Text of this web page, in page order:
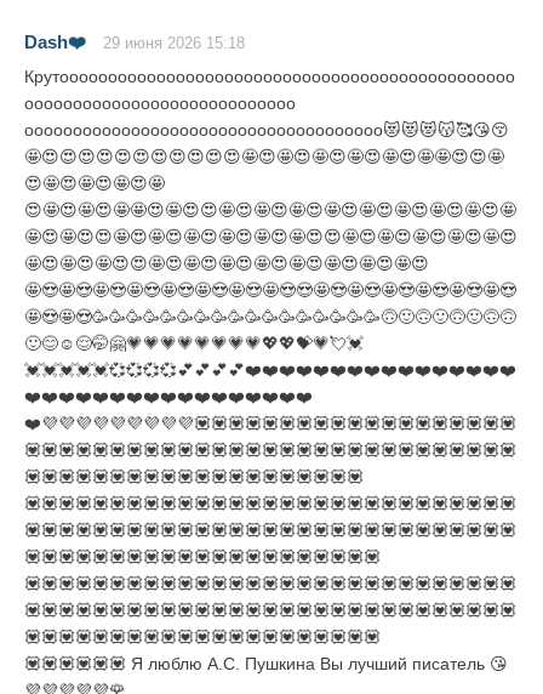
Dash❤️ 29 июня 2026 15:18
Крутооооооооооооооооооооооооооооооооооооооооооооооо
оооооооооооооооооооооооооооо
ооооооооооооооооооооооооооооооооооооо😻😻😻😽🥰😘😚
🤩😍😍😍😍😍😍😍😍😍😍😍🤩😍🤩😍🤩😍🤩😍🤩😍🤩🤩😍😍🤩
😍🤩😍🤩😍🤩😍🤩
😍🤩😍🤩😍🤩🤩😍🤩😍😍🤩😍🤩😍🤩😍🤩😍🤩😍🤩😍🤩😍🤩😍🤩
🤩😍🤩😍😍🤩😍🤩😍🤩😍🤩😍🤩😍🤩😍😍🤩😍🤩😍🤩😍🤩😍🤩😍
🤩😍🤩😍🤩😍😍🤩😍🤩😍🤩😍🤩😍🤩😍🤩😍🤩😍🤩😍
🤩😍🤩😍🤩😍🤩😍🤩😍🤩😍🤩😍🤩😍😍🤩😍🤩😍🤩😍🤩😍🤩😍🤩😍
🤩😍🤩😍🥳🥳🥳🥳🥳🥳🥳🥳🥳🥳🥳🥳🥳🥳🥳🥳🥳🙃🙂🙃🙂🙃🙂🙃🙃
🙂😊☺️😌🤭🤗💗💗💗💗💗💗💗💗💖💖💝💗💘💓
💓💓💓💓💓💞💞💞💞💕💕💕💕❤️❤️❤️❤️❤️❤️❤️❤️❤️❤️❤️❤️❤️❤️❤️❤️
❤️❤️❤️❤️❤️❤️❤️❤️❤️❤️❤️❤️❤️❤️❤️❤️❤️
❤️💜💜💜💜💜💜💜💜💜💟💟💟💟💟💟💟💟💟💟💟💟💟💟💟💟💟💟💟
💟💟💟💟💟💟💟💟💟💟💟💟💟💟💟💟💟💟💟💟💟💟💟💟💟💟💟💟💟
💟💟💟💟💟💟💟💟💟💟💟💟💟💟💟💟💟💟💟💟
💟💟💟💟💟💟💟💟💟💟💟💟💟💟💟💟💟💟💟💟💟💟💟💟💟💟💟💟💟
💟💟💟💟💟💟💟💟💟💟💟💟💟💟💟💟💟💟💟💟💟💟💟💟💟💟💟💟💟
💟💟💟💟💟💟💟💟💟💟💟💟💟💟💟💟💟💟💟💟💟
💟💟💟💟💟💟💟💟💟💟💟💟💟💟💟💟💟💟💟💟💟💟💟💟💟💟💟💟💟
💟💟💟💟💟💟💟💟💟💟💟💟💟💟💟💟💟💟💟💟💟💟💟💟💟💟💟💟💟
💟💟💟💟💟💟💟💟💟💟💟💟💟💟💟💟💟💟💟💟💟
💟💟💟💟💟💟 Я люблю А.С. Пушкина Вы лучший писатель 😘
💜💜💜💜💜🌹